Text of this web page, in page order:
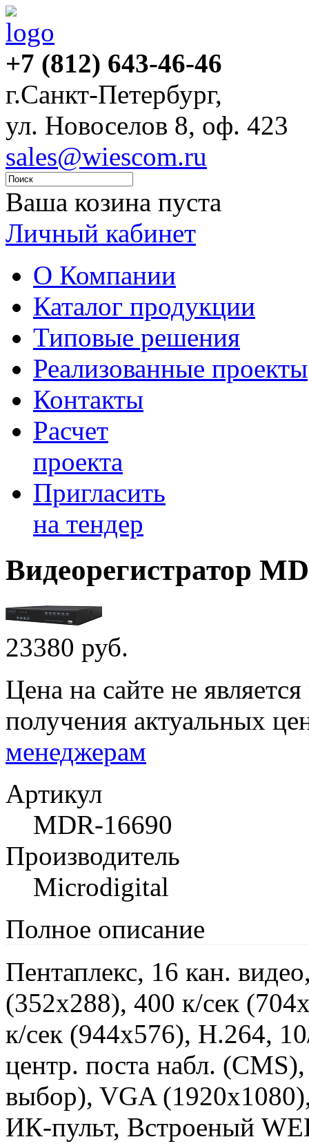
+7 (812) 643-46-46
г.Санкт-Петербург,
ул. Новоселов 8, оф. 423
sales@wiescom.ru
Ваша козина пуста
Личный кабинет
О Компании
Каталог продукции
Типовые решения
Реализованные проекты
Контакты
Расчет
проекта
Пригласить
на тендер
Видеорегистратор
23380 руб.
Цена на сайте не
получения актуальных
менеджерам
Артикул
MDR-16690
Производитель
Microdigital
Полное описание
Пентаплекс, 16 кан.
(352х288), 400 к/сек
к/сек (944х576), Н.264,
центр. поста набл.
выбор), VGA
ИК-пульт, Встроеный